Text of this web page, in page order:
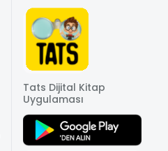
Tats Dijital Kitap
Uygulaması